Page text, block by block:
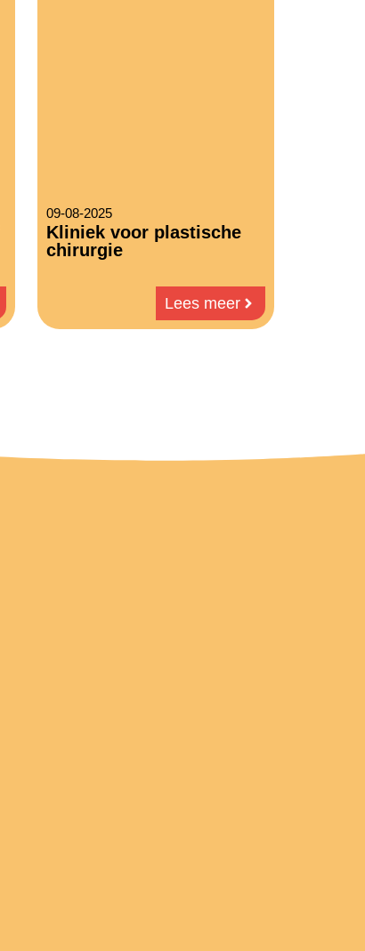
09-08-2025
Kliniek voor plastische
chirurgie
Lees meer